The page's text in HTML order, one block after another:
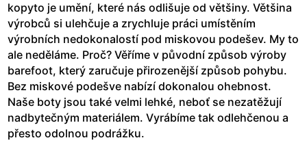
kopyto je umění, které nás odlišuje od většiny. Většina
výrobců si ulehčuje a zrychluje práci umístěním
výrobních nedokonalostí pod miskovou podešev. My to
ale neděláme. Proč? Věříme v původní způsob výroby
barefoot, který zaručuje přirozenější způsob pohybu.
Bez miskové podešve nabízí dokonalou ohebnost.
Naše boty jsou také velmi lehké, neboť se nezatěžují
nadbytečným materiálem. Vyrábíme tak odlehčenou a
přesto odolnou podrážku.